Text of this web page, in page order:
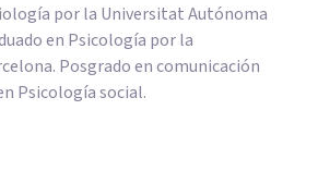
por la Universitat Autónoma
en Psicología por la
Posgrado en comunicación
Psicología social.